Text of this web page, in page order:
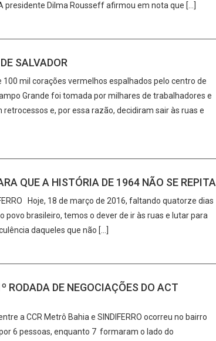
presidente Dilma Rousseff afirmou em nota que […]
SALVADOR
mil corações vermelhos espalhados pelo centro de
Grande foi tomada por milhares de trabalhadores e
e, por essa razão, decidiram sair às ruas e
QUE A HISTÓRIA DE 1964 NÃO SE REPITA
Hoje, 18 de março de 2016, faltando quatorze dias
brasileiro, temos o dever de ir às ruas e lutar para
daqueles que não […]
RODADA DE NEGOCIAÇÕES DO ACT
a CCR Metrô Bahia e SINDIFERRO ocorreu no bairro
6 pessoas, enquanto 7 formaram o lado do